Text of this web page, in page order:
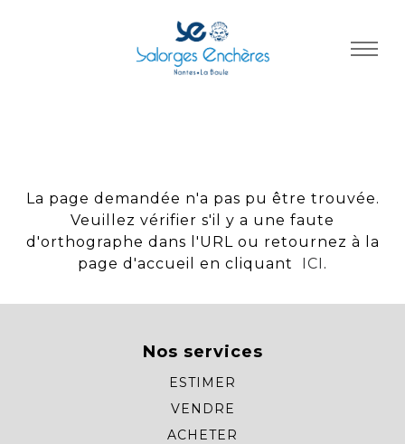
La page demandée n'a pas pu être trouvée.
Veuillez vérifier s'il y a une faute
d'orthographe dans l'URL ou retournez à la
page d'accueil en cliquant
ICI .
Nos services
ESTIMER
VENDRE
ACHETER